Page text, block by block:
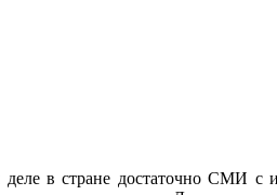
в стране достаточно СМИ с